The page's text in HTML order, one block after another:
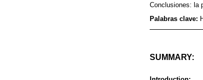
Conclusiones: la
Palabras clave:
SUMMARY: